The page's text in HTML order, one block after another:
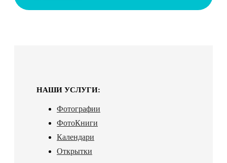
НАШИ УСЛУГИ:
Фотографии
ФотоКниги
Календари
Открытки